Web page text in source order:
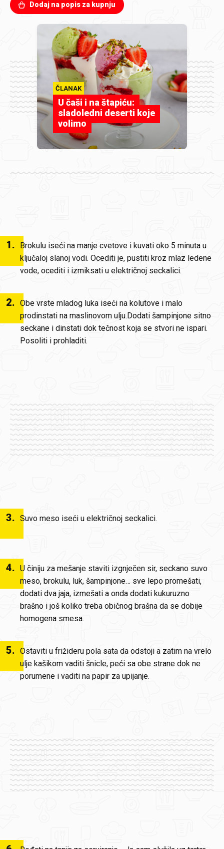
Dodaj na popis za kupnju
ČLANAK
U čaši i na štapiću:
sladoledni deserti koje
volimo
1.
Brokulu iseći na manje cvetove i kuvati oko 5 minuta u
ključaloj slanoj vodi. Ocediti je, pustiti kroz mlaz ledene
vode, ocediti i izmiksati u električnoj seckalici.
2. Obe vrste mladog luka iseći na kolutove i malo
prodinstati na maslinovom ulju.Dodati šampinjone sitno
seckane i dinstati dok tečnost koja se stvori ne ispari.
Posoliti i prohladiti.
3. Suvo meso iseći u električnoj seckalici.
4. U činiju za mešanje staviti izgnječen sir, seckano suvo
meso, brokulu, luk, šampinjone… sve lepo promešati,
dodati dva jaja, izmešati a onda dodati kukuruzno
brašno i još koliko treba običnog brašna da se dobije
homogena smesa.
5. Ostaviti u frižideru pola sata da odstoji a zatim na vrelo
ulje kašikom vaditi šnicle, peći sa obe strane dok ne
porumene i vaditi na papir za upijanje.